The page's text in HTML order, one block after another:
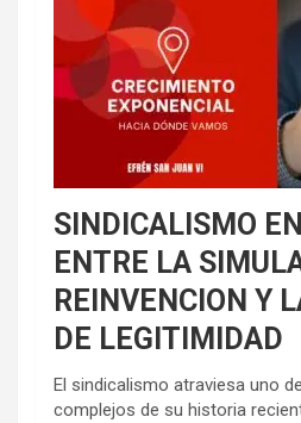
SINDICALISMO
ENTRE LA
REINVENCION Y
DE LEGITIMIDAD
El sindicalismo atraviesa uno
complejos de su historia